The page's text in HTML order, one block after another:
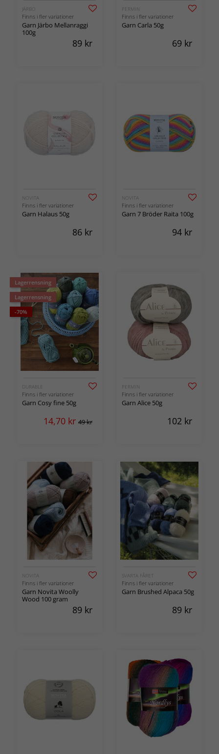
JÄRBO
Finns i fler variationer
Garn Järbo Mellanraggi
100g
89 kr
PERMIN
Finns i fler variationer
Garn Carla 50g
69 kr
NOVITA
Finns i fler variationer
Garn Halaus 50g
86 kr
NOVITA
Finns i fler variationer
Garn 7 Bröder Raita 100g
94 kr
Lagerrensning
Lagerrensning
-70%
DURABLE
Finns i fler variationer
Garn Cosy fine 50g
14,70 kr 49 kr
PERMIN
Finns i fler variationer
Garn Alice 50g
102 kr
NOVITA
Finns i fler variationer
Garn Novita Woolly
Wood 100 gram
89 kr
SVARTA FÅRET
Finns i fler variationer
Garn Brushed Alpaca 50g
89 kr